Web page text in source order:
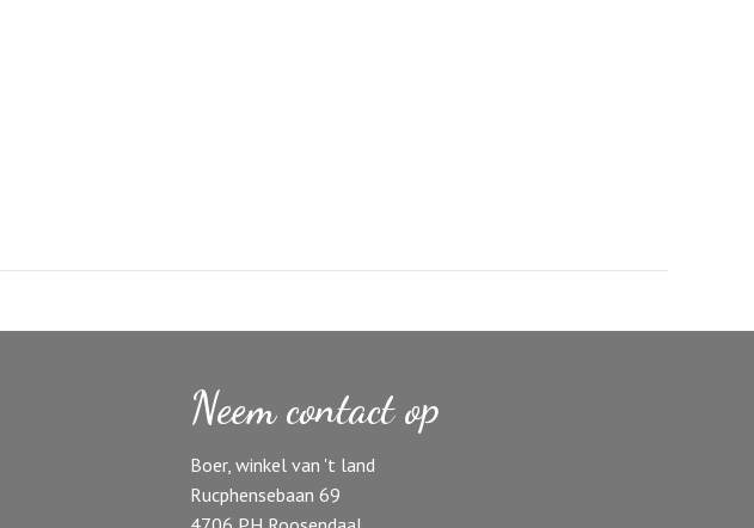
Neem contact op
Boer, winkel van 't land
Rucphensebaan 69